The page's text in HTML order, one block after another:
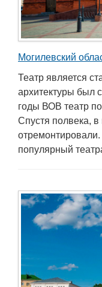
Могилевский
Театр является
архитектуры был
годы ВОВ театр
Спустя полвека, в
популярный